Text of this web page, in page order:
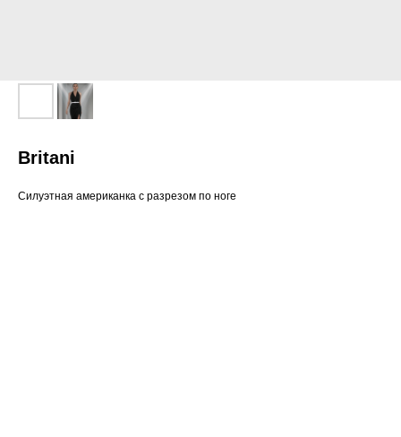
Britani
Силуэтная американка с разрезом по ноге